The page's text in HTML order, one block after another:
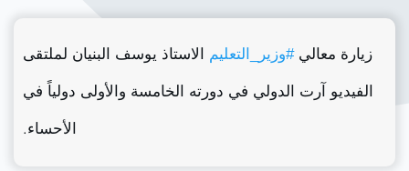
زيارة معالي#وزير_التعليم الاستاذ يوسف البنيان لملتقى
الفيديو آرت الدولي في دورته الخامسة والأولى دولياً في
الأحساء.